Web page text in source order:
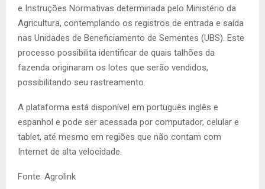
e Instruções Normativas determinada pelo Ministério da
Agricultura, contemplando os registros de entrada e saída
nas Unidades de Beneficiamento de Sementes (UBS). Este
processo possibilita identificar de quais talhões da
fazenda originaram os lotes que serão vendidos,
possibilitando seu rastreamento.
A plataforma está disponível em português inglês e
espanhol e pode ser acessada por computador, celular e
tablet, até mesmo em regiões que não contam com
Internet de alta velocidade.
Fonte: Agrolink